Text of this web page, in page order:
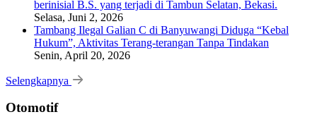
berinisial B.S. yang terjadi di Tambun Selatan, Bekasi.
Selasa, Juni 2, 2026
Tambang Ilegal Galian C di Banyuwangi Diduga “Kebal
Hukum”, Aktivitas Terang-terangan Tanpa Tindakan
Senin, April 20, 2026
Selengkapnya
Otomotif